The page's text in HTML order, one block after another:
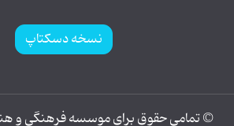
نسخه دسکتاپ
© تمامی حقوق برای موسسه فرهنگی و